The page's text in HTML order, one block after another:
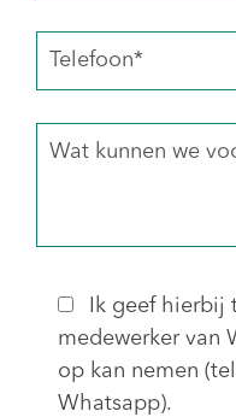
Ik geef
medewerker van
op kan nemen
Whatsapp).